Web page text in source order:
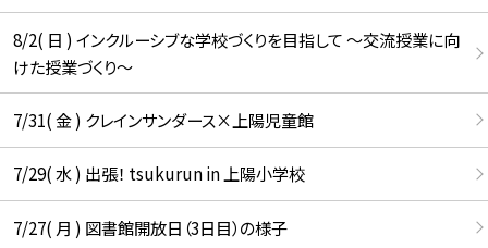
8/2( 日 ) インクルーシブな学校づくりを目指して ～交流授業に向
けた授業づくり～
7/31( 金 ) クレインサンダース×上陽児童館
7/29( 水 ) 出張！ tsukurun in 上陽小学校
7/27( 月 ) 図書館開放日（3日目）の様子